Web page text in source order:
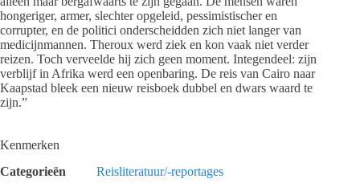
hongeriger, armer, slechter opgeleid, pessimistischer en
corrupter, en de politici onderscheidden zich niet langer van
medicijnmannen. Theroux werd ziek en kon vaak niet verder
reizen. Toch verveelde hij zich geen moment. Integendeel: zijn
verblijf in Afrika werd een openbaring. De reis van Cairo naar
Kaapstad bleek een nieuw reisboek dubbel en dwars waard te
zijn.”
Kenmerken
Categorieën
Reisliteratuur/-reportages